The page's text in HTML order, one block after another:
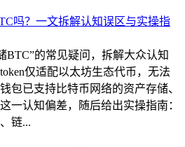
BTC”的常见疑问，拆解大众认知
仅适配以太坊生态代币，无法
包已支持比特币网络的资产存储、
一认知偏差，随后给出实操指南：
链...